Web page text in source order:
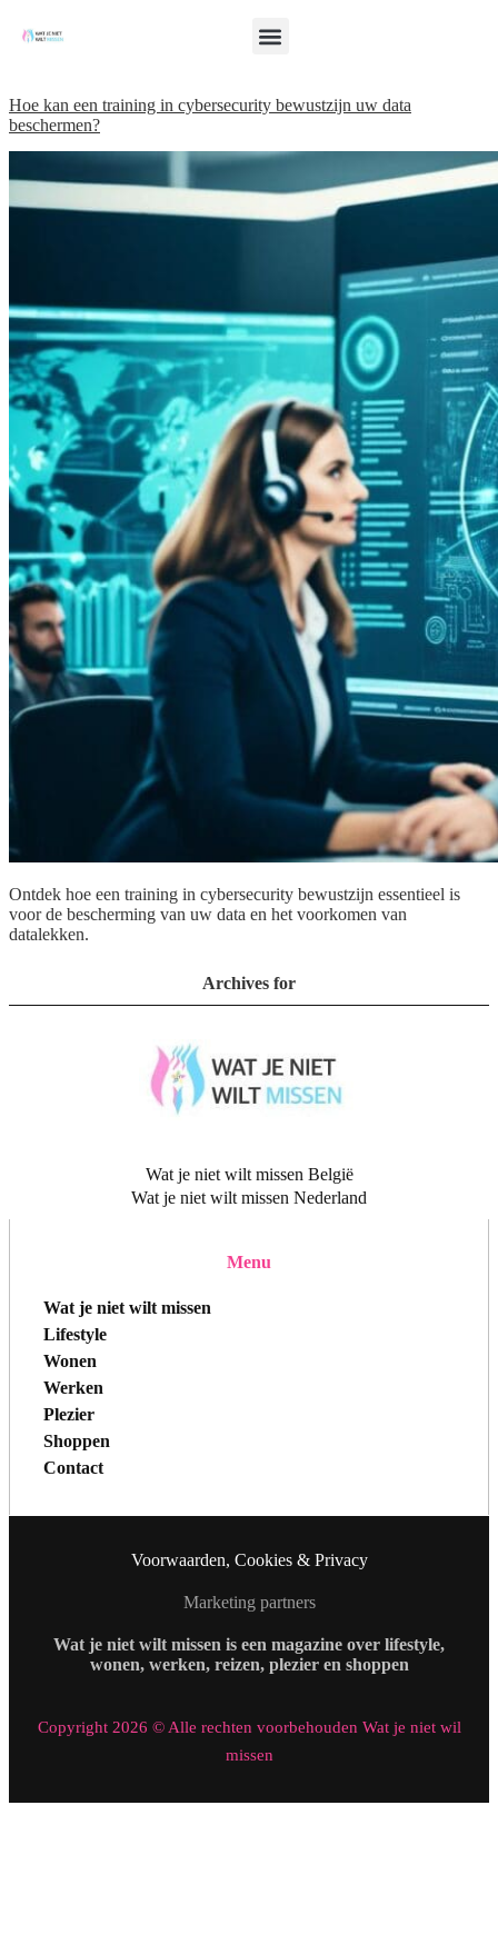
Hoe kan een training in cybersecurity bewustzijn uw data
beschermen?
Ontdek hoe een training in cybersecurity bewustzijn essentieel is
voor de bescherming van uw data en het voorkomen van
datalekken.
Archives for
Wat je niet wilt missen België
Wat je niet wilt missen Nederland
Menu
Wat je niet wilt missen
Lifestyle
Wonen
Werken
Plezier
Shoppen
Contact
Voorwaarden, Cookies & Privacy
Marketing partners
Wat je niet wilt missen is een magazine over lifestyle,
wonen, werken, reizen, plezier en shoppen
Copyright 2026 © Alle rechten voorbehouden Wat je niet wil
missen